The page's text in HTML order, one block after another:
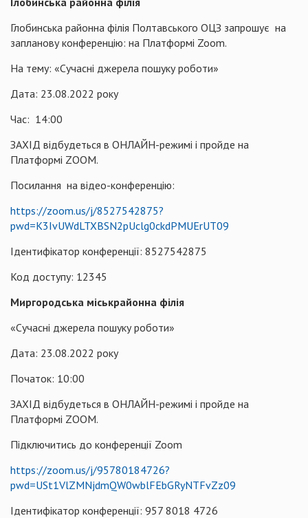
Глобинська районна філія Полтавського ОЦЗ запрошує на
запланову конференцію: на Платформі Zoom.
На тему: «Сучасні джерела пошуку роботи»
Дата: 23.08.2022 року
Час: 14:00
ЗАХІД відбудеться в ОНЛАЙН-режимі і пройде на
Платформі ZOOM.
Посилання на відео-конференцію:
https://zoom.us/j/8527542875?
pwd=K3IvUWdLTXBSN2pUclg0ckdPMUErUT09
Ідентифікатор конференції: 8527542875
Код доступу: 12345
Миргородська міськрайонна філія
«Сучасні джерела пошуку роботи»
Дата: 23.08.2022 року
Початок: 10:00
ЗАХІД відбудеться в ОНЛАЙН-режимі і пройде на
Платформі ZOOM.
Підключитись до конференції Zoom
https://zoom.us/j/95780184726?
pwd=USt1VlZMNjdmQW0wblFEbGRyNTFvZz09
Ідентифікатор конференції: 957 8018 4726